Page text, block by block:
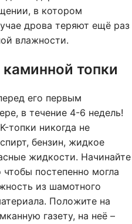
в котором
дрова теряют ещё раз
влажности.
топки
его первым
в течение 4-6 недель!
топки никогда не
бензин, жидкое
жидкости. Начинайте
чтобы постепенно могла
из шамотного
Положите на
газету, на неё –